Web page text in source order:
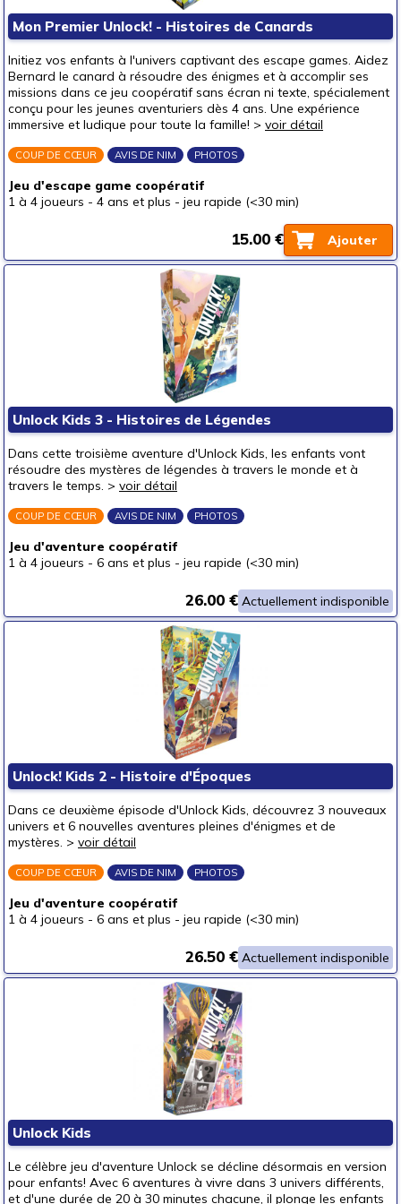
Puzzles & casse-têtes
un bébé (0-3 ans)
un p'tit bout (3-6 ans)
(1)
un junior (6-8 ans)
un jeune ado (8-12 ans)
un ado (12-16 ans)
un adulte (16 ans et +)
autour de 5 €
autour de 40 €
autour de 50 €
50 € et au-delà
Mon Premier Unlock! - Histoires de Canards
Initiez vos enfants à l'univers captivant des escape games. Aidez
Bernard le canard à résoudre des énigmes et à accomplir ses
missions dans ce jeu coopératif sans écran ni texte, spécialement
conçu pour les jeunes aventuriers dès 4 ans. Une expérience
immersive et ludique pour toute la famille! > voir détail
COUP DE CŒUR AVIS DE NIM PHOTOS
Jeu d'escape game coopératif
1 à 4 joueurs - 4 ans et plus - jeu rapide (<30 min)
Ajouter
15.00 €
Unlock Kids 3 - Histoires de Légendes
Dans cette troisième aventure d'Unlock Kids, les enfants vont
résoudre des mystères de légendes à travers le monde et à
travers le temps. > voir détail
COUP DE CŒUR AVIS DE NIM PHOTOS
Jeu d'aventure coopératif
1 à 4 joueurs - 6 ans et plus - jeu rapide (<30 min)
Actuellement indisponible
26.00 €
Unlock! Kids 2 - Histoire d'Époques
Dans ce deuxième épisode d'Unlock Kids, découvrez 3 nouveaux
univers et 6 nouvelles aventures pleines d'énigmes et de
mystères. > voir détail
COUP DE CŒUR AVIS DE NIM PHOTOS
Jeu d'aventure coopératif
1 à 4 joueurs - 6 ans et plus - jeu rapide (<30 min)
Actuellement indisponible
26.50 €
Unlock Kids
Le célèbre jeu d'aventure Unlock se décline désormais en version
pour enfants! Avec 6 aventures à vivre dans 3 univers différents,
et d'une durée de 20 à 30 minutes chacune, il plonge les enfants